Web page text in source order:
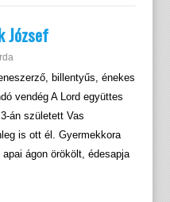
József
billentyűs, énekes
vendég A Lord együttes
án született Vas
is ott él. Gyermekkora
ágon örökölt, édesapja